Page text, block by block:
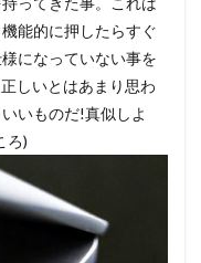
能的に押したらすぐ
になっていない事を
しいとはあまり思わ
いものだ!真似しよ
ろ)